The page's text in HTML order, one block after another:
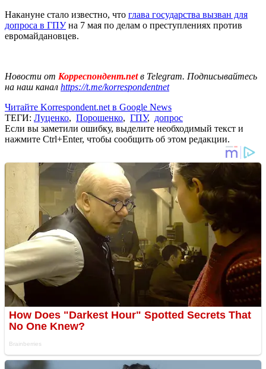
Накануне стало известно, что глава государства вызван для
допроса в ГПУна 7 мая по делам о преступлениях против
евромайдановцев.
Новости от Корреспондент.netв Telegram. Подписывайтесь
на наш канал https://t.me/korrespondentnet
Читайте Korrespondent.net в Google News
ТЕГИ: Луценко, Порошенко, ГПУ, допрос
Если вы заметили ошибку, выделите необходимый текст и
нажмите Ctrl+Enter, чтобы сообщить об этом редакции.